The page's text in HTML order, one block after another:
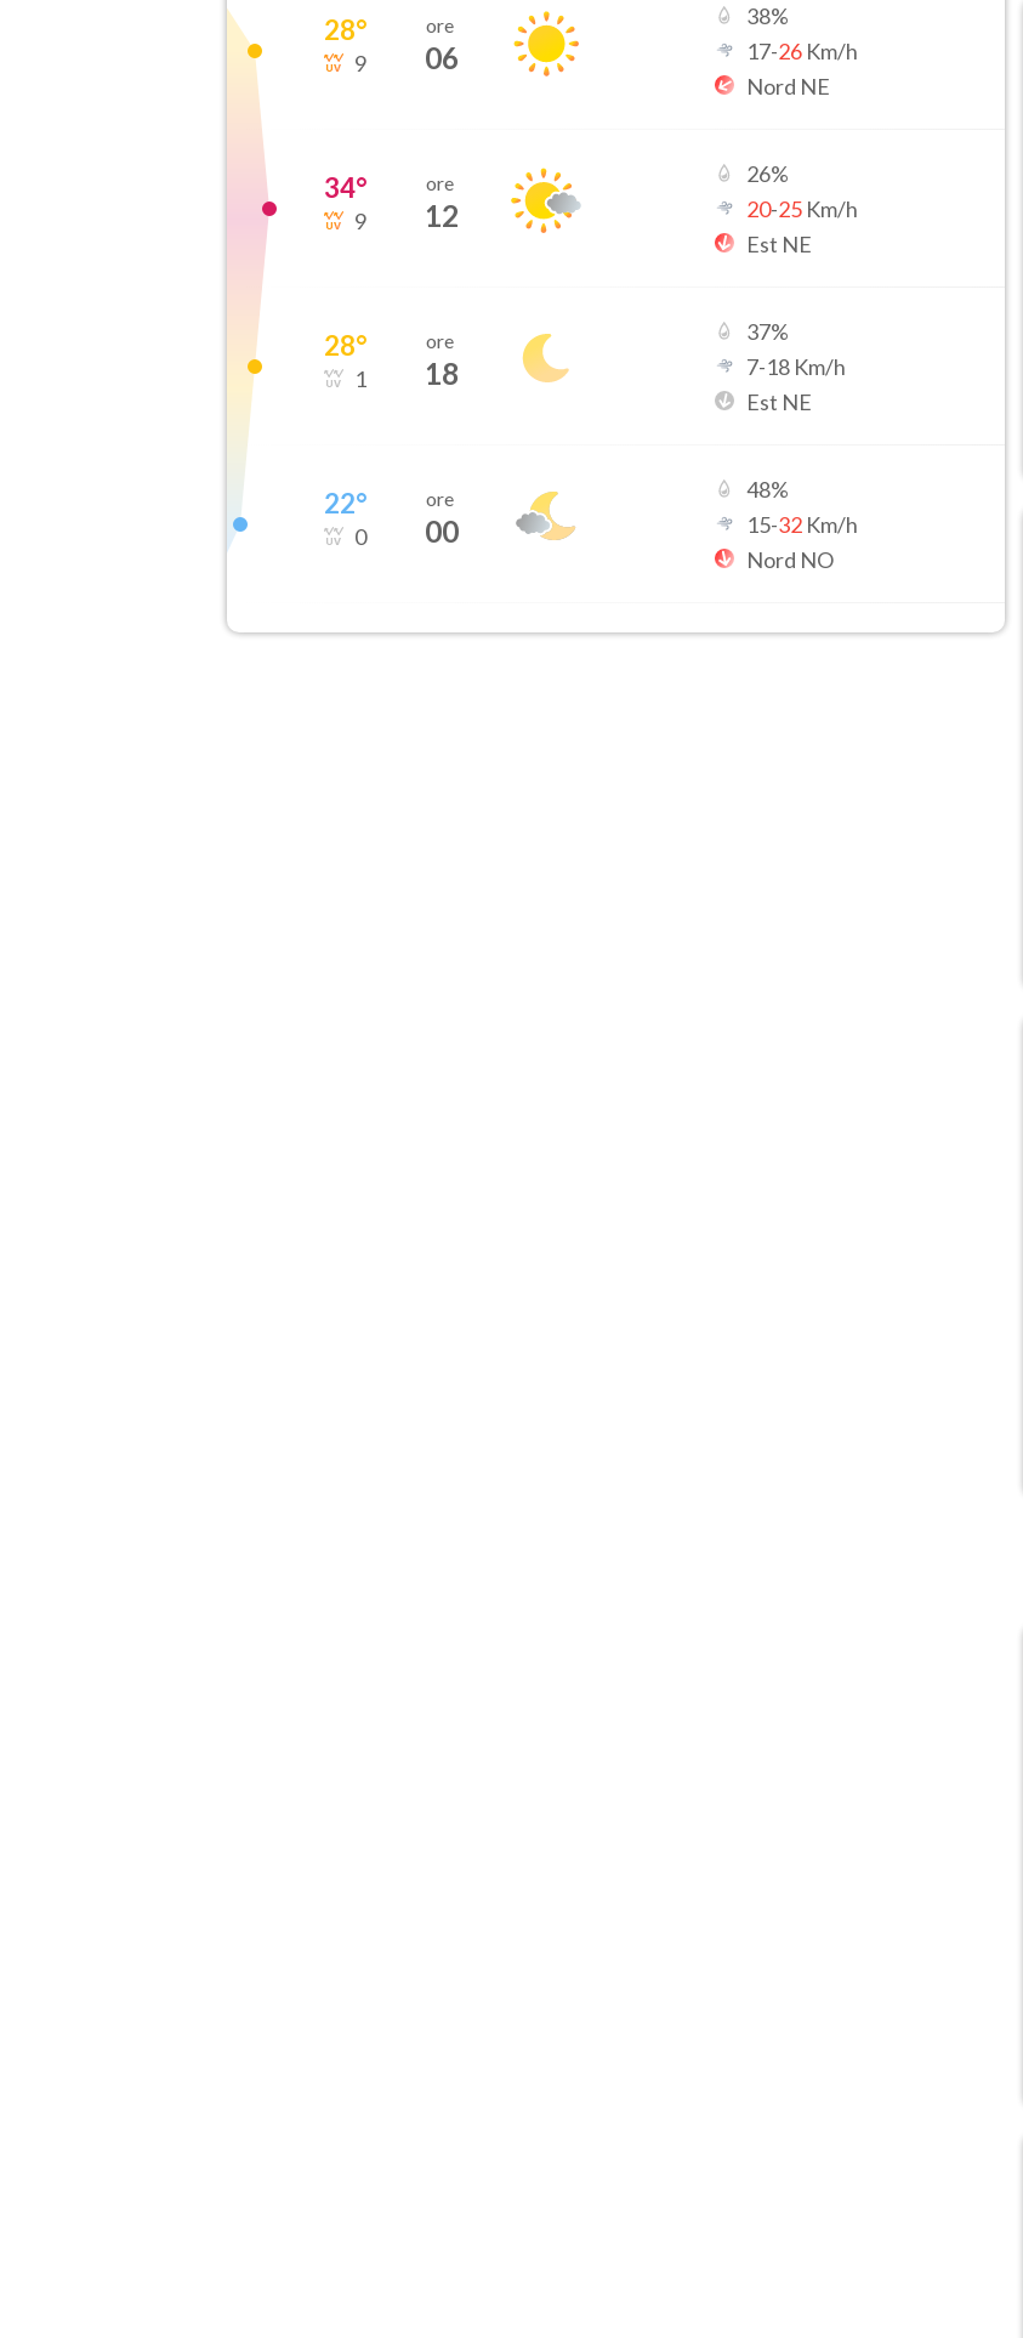
28°
9
ore
06
38%
17-26 Km/h
Nord NE
34°
9
ore
12
26%
20-25 Km/h
Est NE
28°
1
ore
18
37%
7-18 Km/h
Est NE
22°
0
ore
00
48%
15-32 Km/h
Nord NO